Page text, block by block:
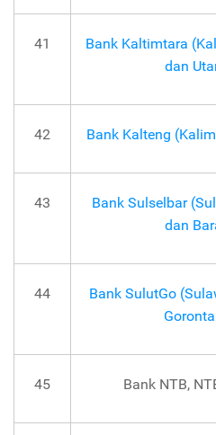
41
Bank Kaltimtara
dan
42 Bank Kalteng
43
Bank Sulselbar
dan
44
Bank SulutGo
45 Bank NTB,